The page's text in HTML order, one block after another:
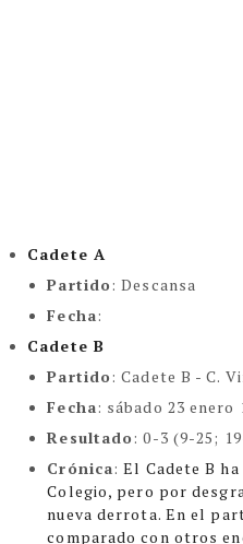
Cadete A
Partido: Descansa
Fecha:
Cadete B
Partido:Cadete B - C.
Fecha: sábado 23 enero
Resultado: 0-3 (9-25;
Crónica: El Cadete B
Colegio, pero por
nueva derrota. En el
comparado con otros